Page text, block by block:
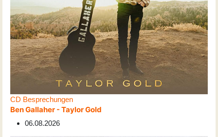
CD Besprechungen
Ben Gallaher - Taylor Gold
06.08.2026